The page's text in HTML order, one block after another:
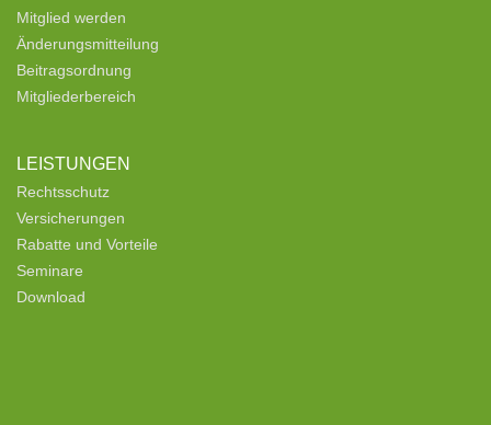
Mitglied werden
Änderungsmitteilung
Beitragsordnung
Mitgliederbereich
LEISTUNGEN
Rechtsschutz
Versicherungen
Rabatte und Vorteile
Seminare
Download